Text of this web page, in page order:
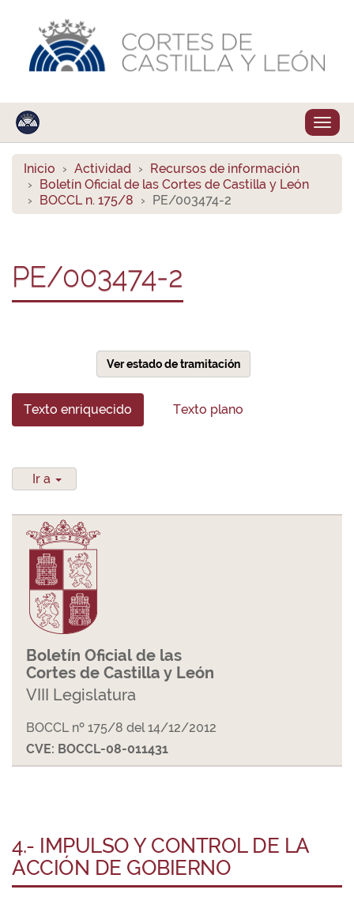
Inicio Actividad
Recursos de información
Boletín Oficial de las Cortes de Castilla y León
BOCCL n. 175/8
PE/003474-2
PE/003474-2
Ver estado de tramitación
Texto enriquecido Texto plano
Ir a
Boletín Oficial de las
Cortes de Castilla y León
VIII Legislatura
BOCCL nº 175/8 del 14/12/2012
CVE: BOCCL-08-011431
4.- IMPULSO Y CONTROL DE LA
ACCIÓN DE GOBIERNO